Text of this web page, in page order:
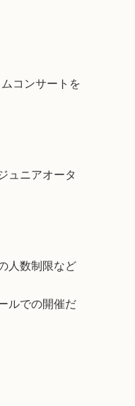
コンサートを
ュニアオータ
人数制限など
ルでの開催だ